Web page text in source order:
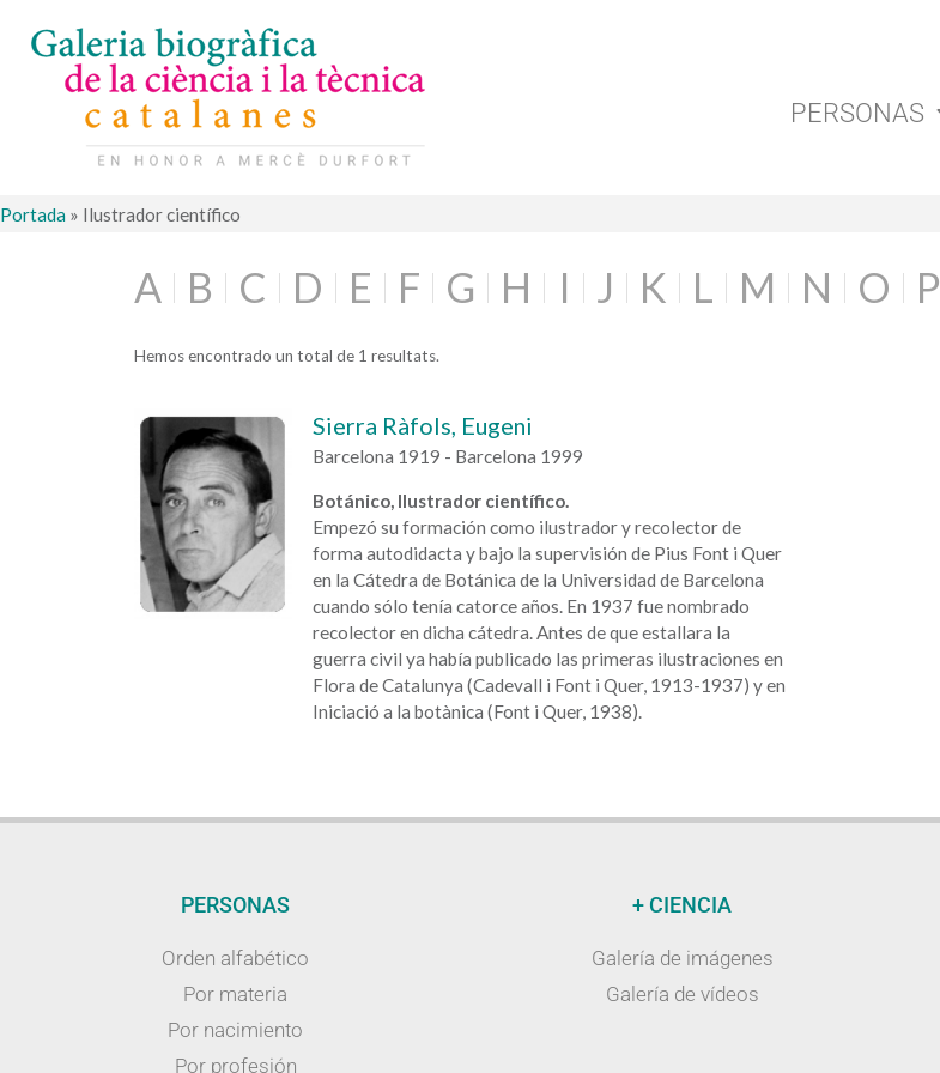
PERSONAS
Portada » Ilustrador científico
A B C D E F G H I J K L M N O P
Hemos encontrado un total de 1 resultats.
Sierra Ràfols, Eugeni
Barcelona 1919 - Barcelona 1999
Botánico, Ilustrador científico.
Empezó su formación como ilustrador y recolector de
forma autodidacta y bajo la supervisión de Pius Font i Quer
en la Cátedra de Botánica de la Universidad de Barcelona
cuando sólo tenía catorce años. En 1937 fue nombrado
recolector en dicha cátedra. Antes de que estallara la
guerra civil ya había publicado las primeras ilustraciones en
Flora de Catalunya (Cadevall i Font i Quer, 1913-1937) y en
Iniciació a la botànica (Font i Quer, 1938).
PERSONAS
Orden alfabético
Por materia
Por nacimiento
Por profesión
+ CIENCIA
Galería de imágenes
Galería de vídeos